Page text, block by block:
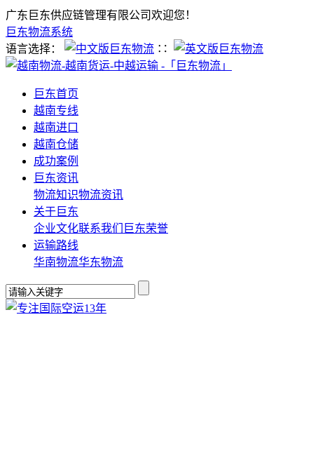
广东巨东供应链管理有限公司欢迎您！
巨东物流系统
语言选择：
∷
巨东首页
越南专线
越南进口
越南仓储
成功案例
巨东资讯
物流知识物流资讯
关于巨东
企业文化联系我们 巨东荣誉
运输路线
华南物流华东物流